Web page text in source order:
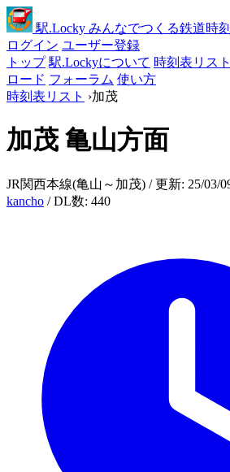
駅.Locky みんなでつくる鉄道時
ログイン ユーザー登録
トップ 駅.Lockyについて 時刻表リスト
ロード フォーラム 使い方
時刻表リスト ›加茂
加茂 亀山方面
JR関西本線(亀山～加茂) / 更新: 25/03/
kancho / DL数: 440